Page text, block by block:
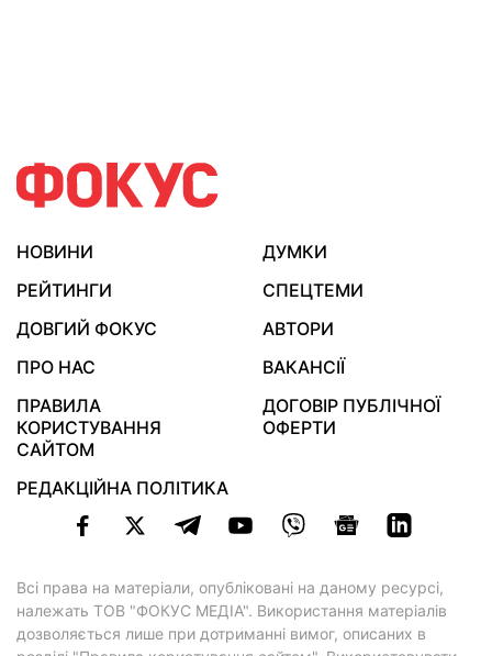
НОВИНИ
ДУМКИ
РЕЙТИНГИ
СПЕЦТЕМИ
ДОВГИЙ ФОКУС
АВТОРИ
ПРО НАС
ВАКАНСІЇ
ПРАВИЛА
КОРИСТУВАННЯ
САЙТОМ
ДОГОВІР ПУБЛІЧНОЇ
ОФЕРТИ
РЕДАКЦІЙНА ПОЛІТИКА
Всі права на матеріали, опубліковані на даному ресурсі,
належать ТОВ "ФОКУС МЕДІА". Використання матеріалів
дозволяється лише при дотриманні вимог, описаних в